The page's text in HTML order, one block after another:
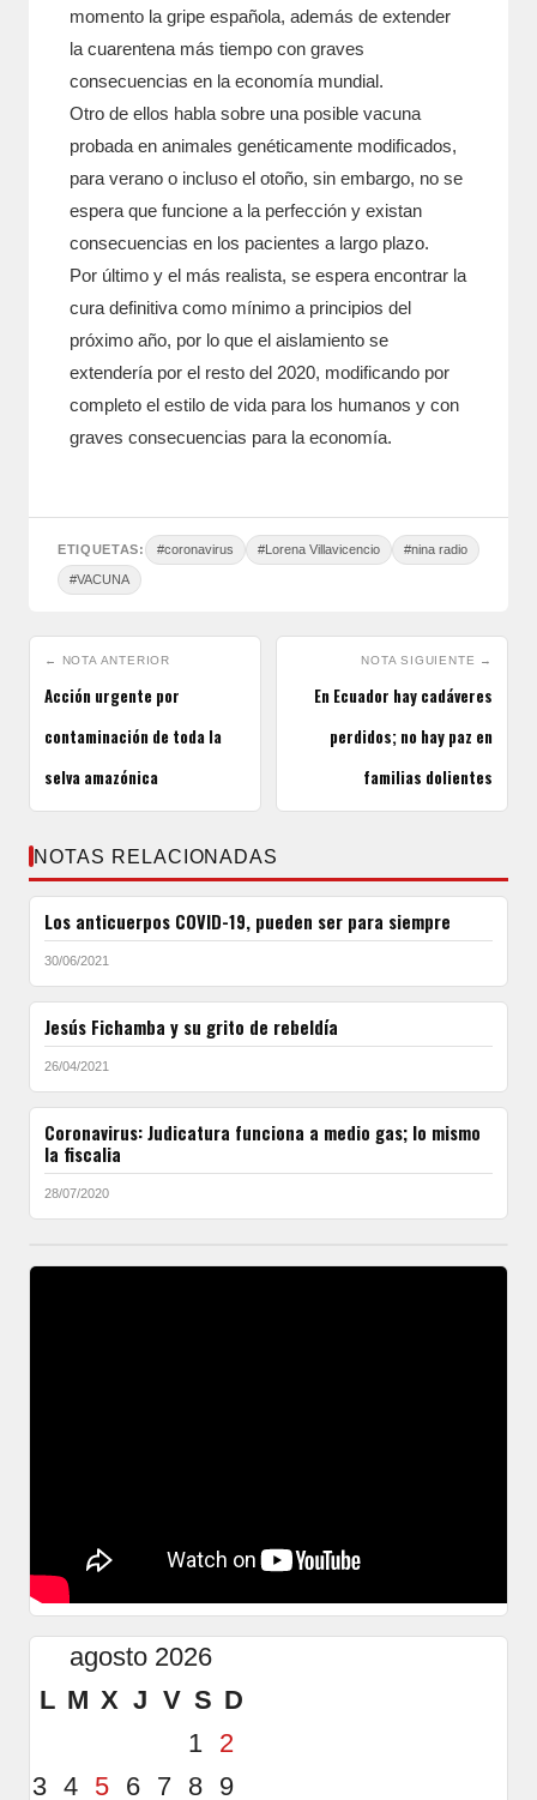
momento la gripe española, además de extender
la cuarentena más tiempo con graves
consecuencias en la economía mundial.
Otro de ellos habla sobre una posible vacuna
probada en animales genéticamente modificados,
para verano o incluso el otoño, sin embargo, no se
espera que funcione a la perfección y existan
consecuencias en los pacientes a largo plazo.
Por último y el más realista, se espera encontrar la
cura definitiva como mínimo a principios del
próximo año, por lo que el aislamiento se
extendería por el resto del 2020, modificando por
completo el estilo de vida para los humanos y con
graves consecuencias para la economía.
ETIQUETAS: #coronavirus #Lorena Villavicencio #nina radio
#VACUNA
← NOTA ANTERIOR
Acción urgente por
contaminación de toda la
selva amazónica
NOTA SIGUIENTE →
En Ecuador hay cadáveres
perdidos; no hay paz en
familias dolientes
NOTAS RELACIONADAS
Los anticuerpos COVID-19, pueden ser para siempre
30/06/2021
Jesús Fichamba y su grito de rebeldía
26/04/2021
Coronavirus: Judicatura funciona a medio gas; lo mismo
la fiscalia
28/07/2020
agosto 2026
L M X J V S D
1
2
3 4 5 6 7 8 9